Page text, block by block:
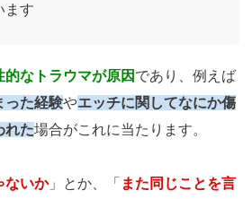
ます
的なトラウマが原因 であり、例えば
った経験やエッチに関してなにか傷
れた場合がこれに当たります。
ないか」とか、「 また同じことを言